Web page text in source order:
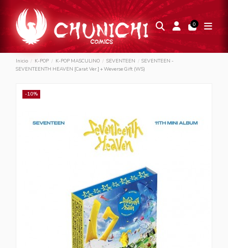
0
Inicio K-POP K-POP MASCULINO SEVENTEEN
SEVENTEEN -
SEVENTEENTH HEAVEN [Carat Ver.] + Weverse Gift (WS)
-10%